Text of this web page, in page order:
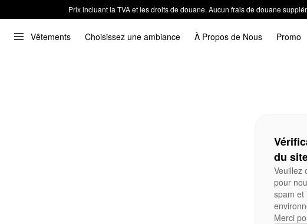
Prix incluant la TVA et les droits de douane. Aucun frais de douane
Vêtements Choisissez une ambiance À Propos de Nous Promo
du
Veuillez
pour
spam et
Merci